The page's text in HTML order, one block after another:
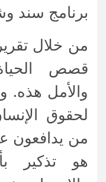
برنامج سند
من خلال
قصص الحياة
والأمل هذه.
لحقوق
من يدافعون
هو تذكير